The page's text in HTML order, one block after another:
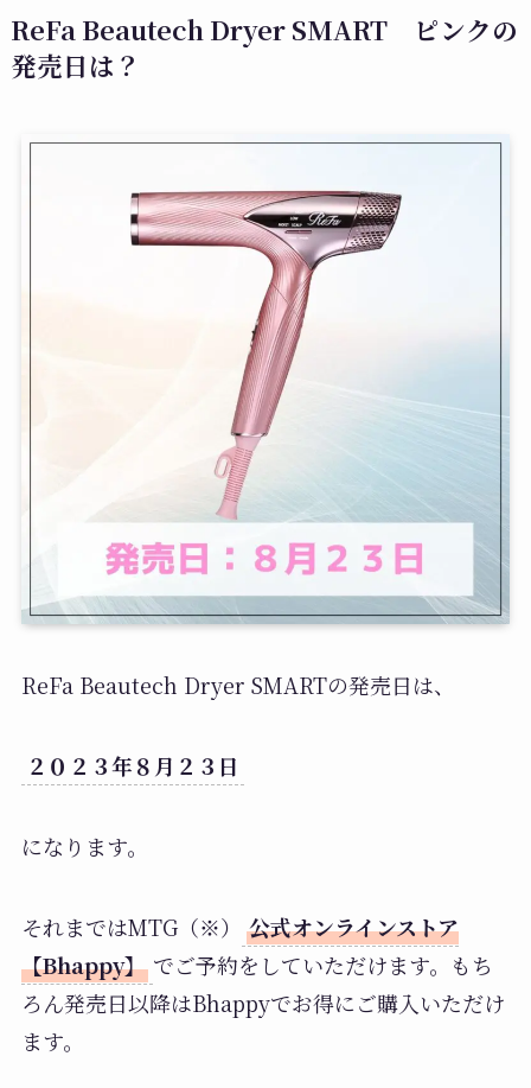
ReFa Beautech Dryer SMART ピンクの
発売日は？
ReFa Beautech Dryer SMARTの発売日は、
２０２３年８月２３日
になります。
それまではMTG（※）
公式オンラインストア
【Bhappy】 でご予約をしていただけます。もち
ろん発売日以降はBhappyでお得にご購入いただけ
ます。